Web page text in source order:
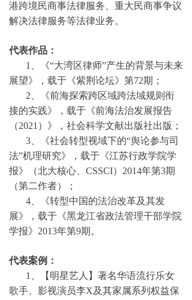
港跨境民商事法律服务、重大民商事争议
解决法律服务等法律业务。
代表作品：
1、《“大湾区律师”产生的背景与未来
展望》，载于《紫荆论坛》第72期；
2、《前海探索跨区域跨法域规则衔
接的实践》，载于《前海法治发展报告
（2021）》，社会科学文献出版社出版；
3、《社会转型视域下的“舆论参与司
法”机理研究》，载于《江苏行政学院学
报》（北大核心、CSSCI）2014年第3期
（第二作者）；
4、《转型中国的法治改革及其发
展》，载于《黑龙江省政法管理干部学院
学报》2013年第9期。
代表案例：
1、【明星艺人】著名华语流行乐女
歌手、影视演员李X及其家属系列权益保